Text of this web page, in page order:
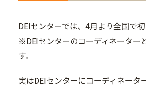
DEIセンターでは、4月より全国で
※DEIセンターのコーディネーター
す。
実はDEIセンターにコーディネー